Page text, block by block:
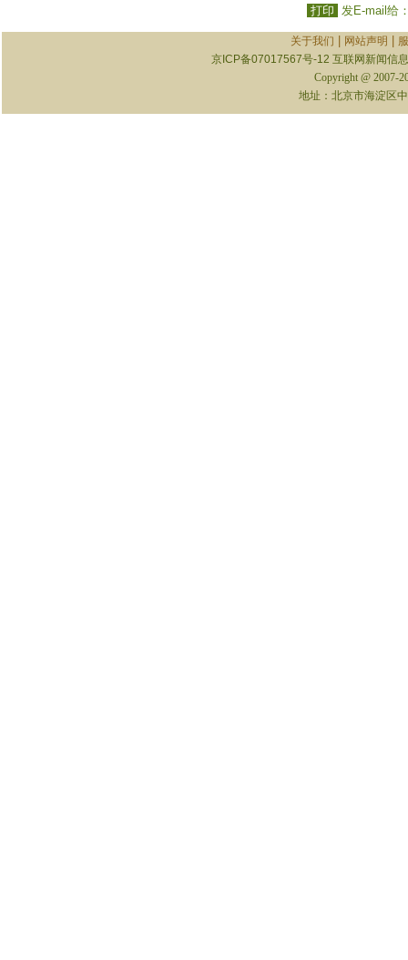
打印 发E-mail给
关于我们 网站声明
京ICP备07017567号-12 互联网新闻信
Copyright @ 2007-
地址：北京市海淀区